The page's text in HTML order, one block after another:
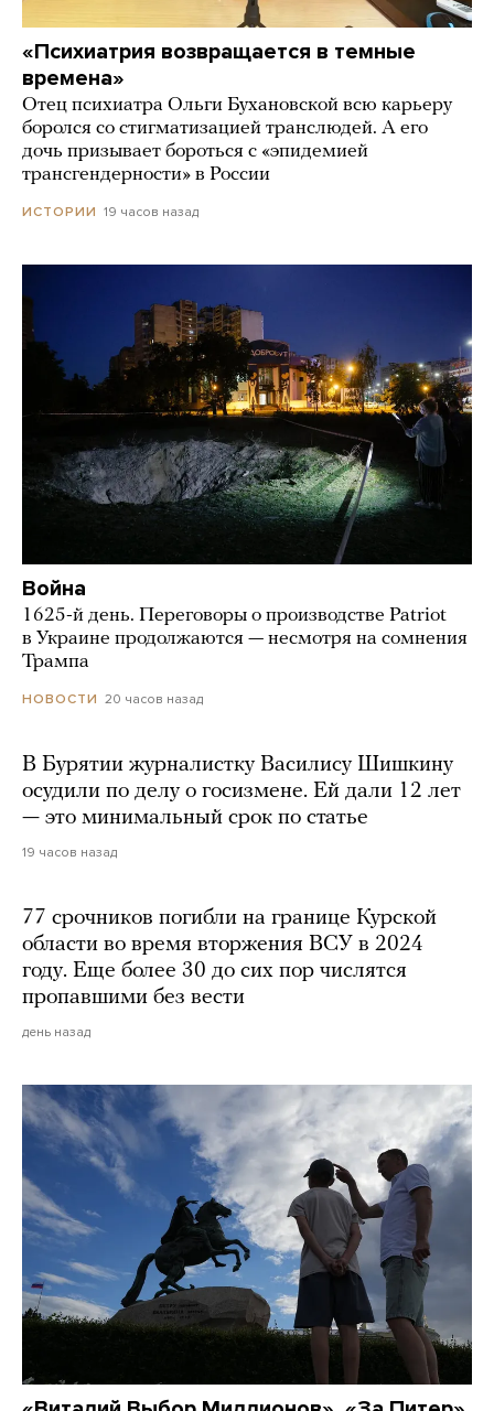
«Психиатрия возвращается в темные
времена»
Отец психиатра Ольги Бухановской всю карьеру
боролся со стигматизацией транслюдей. А его
дочь призывает бороться с «эпидемией
трансгендерности» в России
ИСТОРИИ 19 часов назад
Война
1625-й день. Переговоры о производстве Patriot
в Украине продолжаются — несмотря на сомнения
Трампа
НОВОСТИ 20 часов назад
В Бурятии журналистку Василису Шишкину
осудили по делу о госизмене. Ей дали 12 лет
— это минимальный срок по статье
19 часов назад
77 срочников погибли на границе Курской
области во время вторжения ВСУ в 2024
году. Еще более 30 до сих пор числятся
пропавшими без вести
день назад